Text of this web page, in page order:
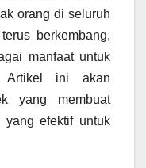
orang di seluruh
berkembang,
manfaat untuk
Artikel ini akan
yang membuat
efektif untuk